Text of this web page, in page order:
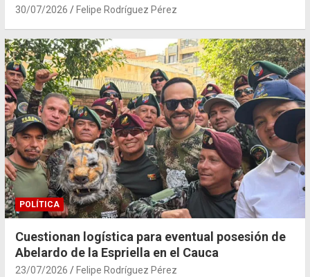
30/07/2026 Felipe Rodríguez Pérez
POLÍTICA
Cuestionan logística para eventual posesión de
Abelardo de la Espriella en el Cauca
23/07/2026 Felipe Rodríguez Pérez